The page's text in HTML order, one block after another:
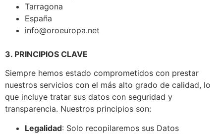
Tarragona
España
info@oroeuropa.net
3. PRINCIPIOS CLAVE
Siempre hemos estado comprometidos con prestar
nuestros servicios con el más alto grado de calidad, lo
que incluye tratar sus datos con seguridad y
transparencia. Nuestros principios son:
Legalidad: Solo recopilaremos sus Datos